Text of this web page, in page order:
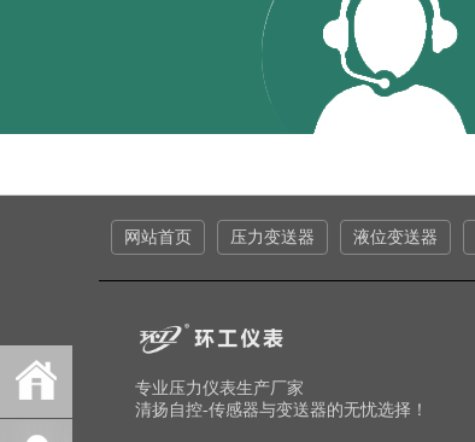
网站首页 压力变送器 液位变送器
专业压力仪表生产厂家
清扬自控-传感器与变送器的无忧选择！